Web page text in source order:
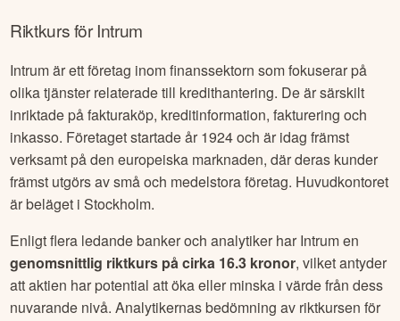
Riktkurs förIntrum
Intrum är ett företag inom finanssektorn som fokuserar på
olika tjänster relaterade till kredithantering. De är särskilt
inriktade på fakturaköp, kreditinformation, fakturering och
inkasso. Företaget startade år 1924 och är idag främst
verksamt på den europeiska marknaden, där deras kunder
främst utgörs av små och medelstora företag. Huvudkontoret
är beläget i Stockholm.
Enligt flera ledande banker och analytiker har Intrumen
genomsnittlig riktkurs på cirka 16.3 kronor, vilket antyder
att aktien har potential att öka eller minska i värde från dess
nuvarande nivå. Analytikernas bedömning av riktkursen för